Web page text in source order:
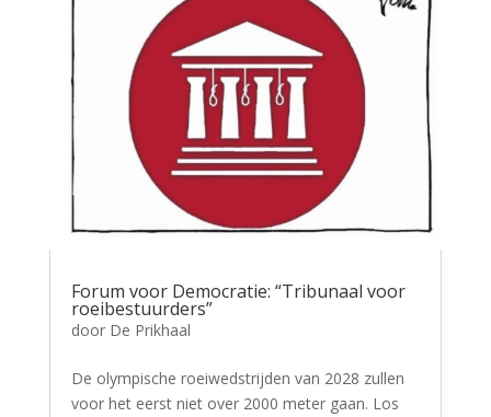
Forum voor Democratie: “Tribunaal voor
roeibestuurders”
door De Prikhaal
De olympische roeiwedstrijden van 2028 zullen
voor het eerst niet over 2000 meter gaan. Los